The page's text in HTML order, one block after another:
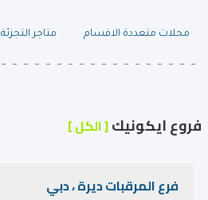
محلات متعددة الاقسام متاجر التجزئة
فروع ايكونيك[ الكل ]
فرع المرقبات ديرة ، دبي